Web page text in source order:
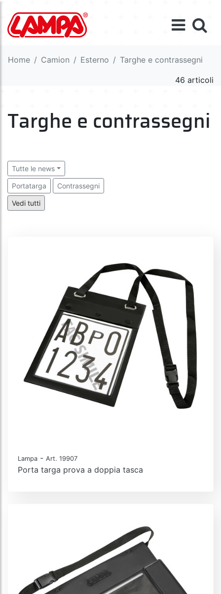
Home Camion Esterno Targhe e contrassegni
46 articoli
Targhe e contrassegni
Tutte le news
Portatarga Contrassegni
Strisce segnaletiche di sicurezza
Vedi tutti
Lampa - Art. 19907
Porta targa prova a doppia tasca